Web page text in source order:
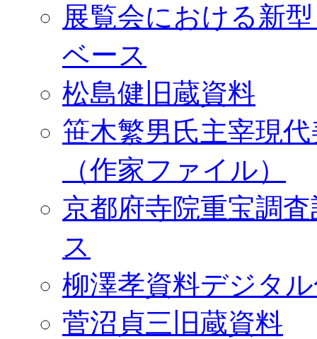
展覧会における新
ベース
松島健旧蔵資料
笹木繁男氏主宰現
（作家ファイル）
京都府寺院重宝調
ス
柳澤孝資料デジタ
菅沼貞三旧蔵資料